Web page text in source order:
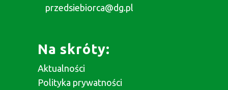
przedsiebiorca@dg.pl
Na skróty:
Aktualności
Polityka prywatności